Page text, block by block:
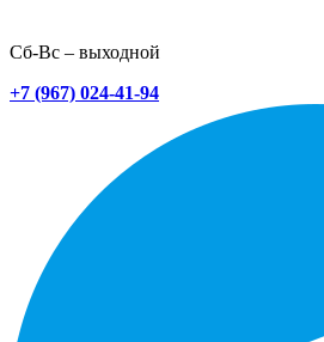
Сб-Вс – выходной
+7 (967) 024-41-94